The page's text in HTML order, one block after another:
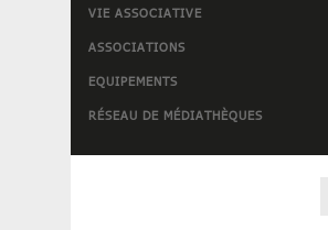
VIE ASSOCIATIVE
ASSOCIATIONS
EQUIPEMENTS
RÉSEAU DE MÉDIATHÈQUES